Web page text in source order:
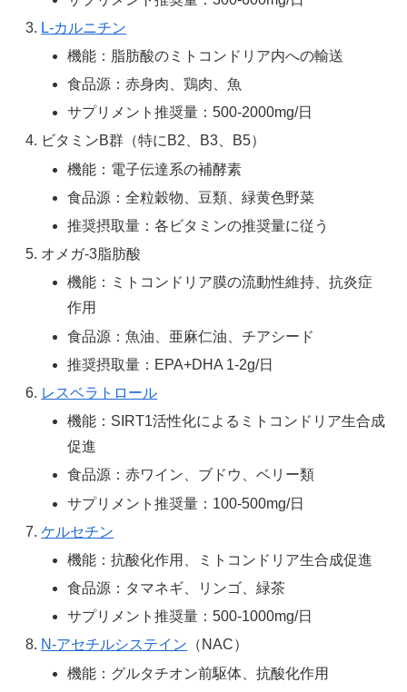
L-カルニチン
機能：脂肪酸のミトコンドリア内への輸送
食品源：赤身肉、鶏肉、魚
サプリメント推奨量：500-2000mg/日
ビタミンB群（特にB2、B3、B5）
機能：電子伝達系の補酵素
食品源：全粒穀物、豆類、緑黄色野菜
推奨摂取量：各ビタミンの推奨量に従う
オメガ-3脂肪酸
機能：ミトコンドリア膜の流動性維持、抗炎症
作用
食品源：魚油、亜麻仁油、チアシード
推奨摂取量：EPA+DHA 1-2g/日
レスベラトロール
機能：SIRT1活性化によるミトコンドリア生合成
促進
食品源：赤ワイン、ブドウ、ベリー類
サプリメント推奨量：100-500mg/日
ケルセチン
機能：抗酸化作用、ミトコンドリア生合成促進
食品源：タマネギ、リンゴ、緑茶
サプリメント推奨量：500-1000mg/日
N-アセチルシステイン （NAC）
機能：グルタチオン前駆体、抗酸化作用